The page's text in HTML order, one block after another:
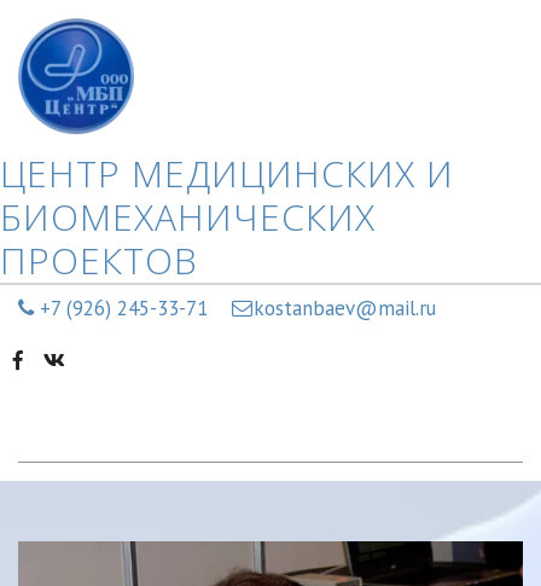
ЦЕНТР МЕДИЦИНСКИХ И
БИОМЕХАНИЧЕСКИХ
ПРОЕКТОВ
+7 (926) 245-33-71 kostanbaev@mail.ru